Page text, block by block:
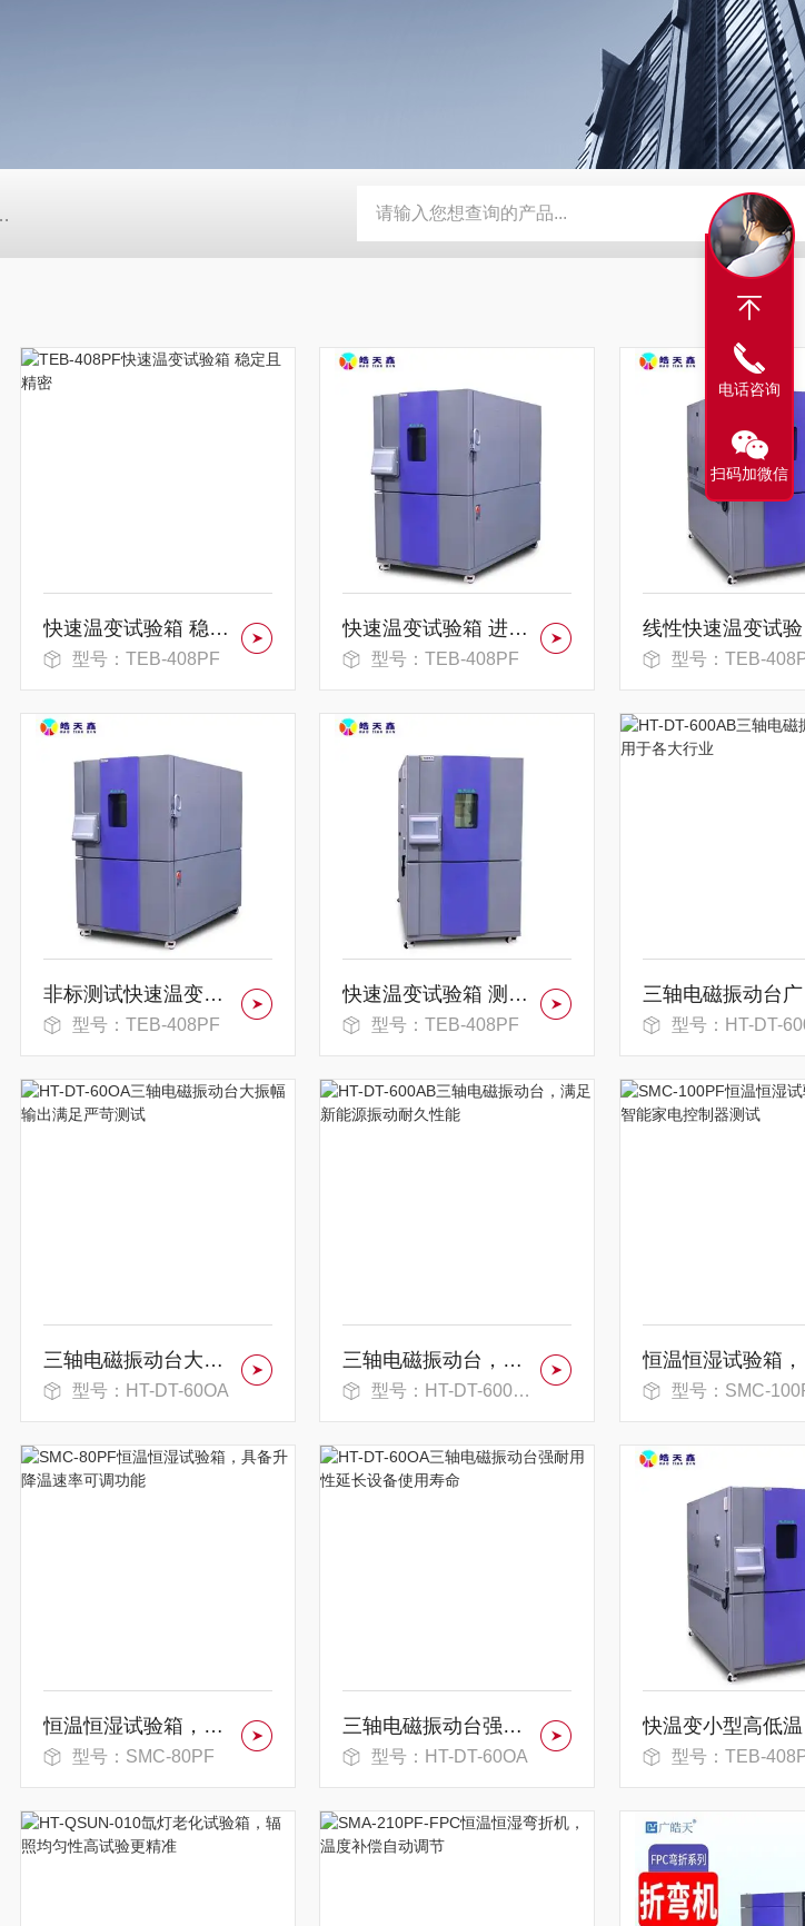
TEB-600PF快温变高低温实验箱、自动补水功能 SMD-210PF-FPC抗寒耐湿 FPC 折弯机 TEB-
快速温变试验箱 稳定且精密
型号：TEB-408PF
快速温变试验箱 进口泰康全封闭压缩机
型号：TEB-408PF 型号：TEB-
非标测试快速温变试验箱
型号：TEB-408PF
快速温变试验箱 测试环境试验设备
型号：TEB-408PF
三
型号：HT-DT-
三轴电磁振动台大振幅输出满足严苛测试
型号：HT-DT-60OA
三轴电磁振动台，满足新能源振动耐久性能
型号：HT-DT-600AB 型号：SMC-
恒温恒湿试验箱，具备升降温速率可调功能
型号：SMC-80PF
三轴电磁振动台强耐用性延长设备使用寿命
型号：HT-DT-60OA 型号：TEB-
电话咨询
扫码加微信